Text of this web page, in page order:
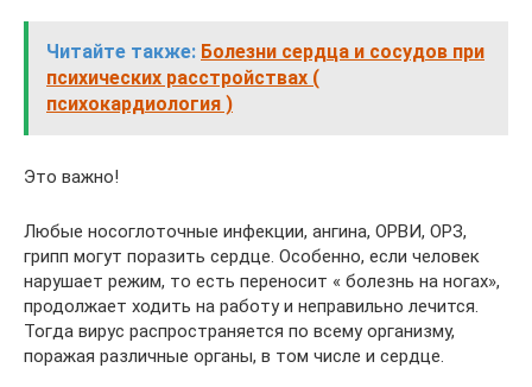
Читайте также: Болезни сердца и сосудов при
психических расстройствах (
психокардиология )
Это важно!
Любые носоглоточные инфекции, ангина, ОРВИ, ОРЗ,
грипп могут поразить сердце. Особенно, если человек
нарушает режим, то есть переносит « болезнь на ногах»,
продолжает ходить на работу и неправильно лечится.
Тогда вирус распространяется по всему организму,
поражая различные органы, в том числе и сердце.